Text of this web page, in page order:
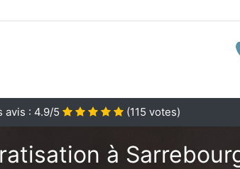
avis : 4.9/5 (115 votes)
à